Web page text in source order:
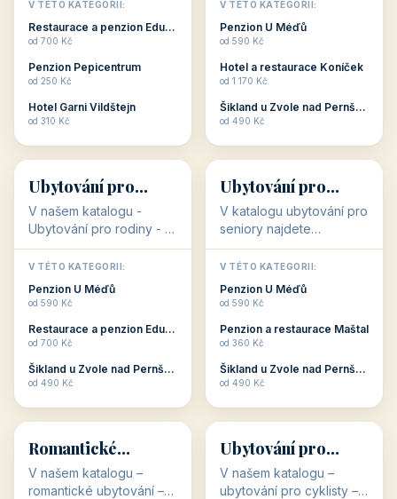
dovolenou přímo
souvisejí. Aktivní
odpočinek jso...
V TÉTO KATEGORII:
Restaurace a penzion Eduard
od 700 Kč
Penzion Pepicentrum
od 250 Kč
Hotel Garni Vildštejn
od 310 Kč
cenově dostupné
ubytování v ČR. Budete
c...
V TÉTO KATEGORII:
Penzion U Méďů
od 590 Kč
Hotel a restaurace Koníček
od 1 170 Kč
Šikland u Zvole nad Pernštejnem
od 490 Kč
👨‍👩‍👧‍👦
👨‍👩‍👧‍👦
34 objektů
Ubytování pro
rodiny
V našem katalogu -
Ubytování pro rodiny -
jsou pro Vás připraveny
objekty, které svojí
polohou či vybaveností,
nabízí klidné ubytování
V TÉTO KATEGORII:
Penzion U Méďů
od 590 Kč
Restaurace a penzion Eduard
od 700 Kč
Šikland u Zvole nad Pernštejnem
od 490 Kč
🧓
🧓
33 objektů
Ubytování pro
seniory
V katalogu ubytování pro
seniory najdete
penziony a hotely, které
jsou přizpůsobeny pro
ubytování klientů vyššího
věku. Některé z nich
V TÉTO KATEGORII:
Penzion U Méďů
od 590 Kč
Penzion a restaurace Maštal
od 360 Kč
Šikland u Zvole nad Pernštejnem
od 490 Kč
💕
💕
Romantické
ubytování
V našem katalogu –
romantické ubytování –
🚴
🚴
32 objektů
Ubytování pro
cyklisty
V našem katalogu –
ubytování pro cyklisty –